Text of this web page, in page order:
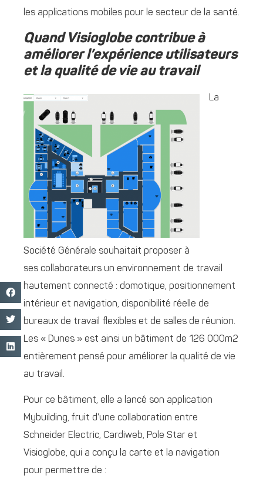
les applications mobiles pour le secteur de la santé.
Quand Visioglobe contribue à
améliorer l’expérience utilisateurs
et la qualité de vie au travail
La
Société Générale souhaitait proposer à
ses collaborateurs un environnement de travail
hautement connecté : domotique, positionnement
intérieur et navigation, disponibilité réelle de
bureaux de travail flexibles et de salles de réunion.
Les « Dunes » est ainsi un bâtiment de 126 000m2
entièrement pensé pour améliorer la qualité de vie
au travail.
Pour ce bâtiment, elle a lancé son application
Mybuilding, fruit d’une collaboration entre
Schneider Electric, Cardiweb, Pole Star et
Visioglobe, qui a conçu la carte et la navigation
pour permettre de :